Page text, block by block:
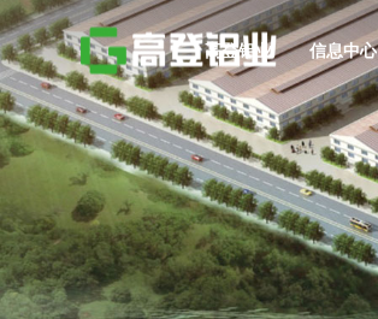
高登铝业 信息中心